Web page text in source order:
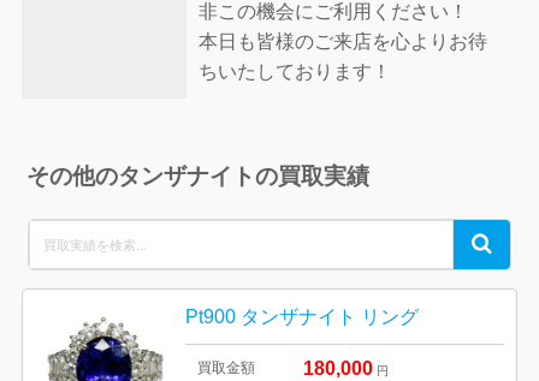
非この機会にご利用ください！
本日も皆様のご来店を心よりお待
ちいたしております！
その他のタンザナイトの買取実績
for:
Search
Pt900 タンザナイト リング
買取金額 180,000 円